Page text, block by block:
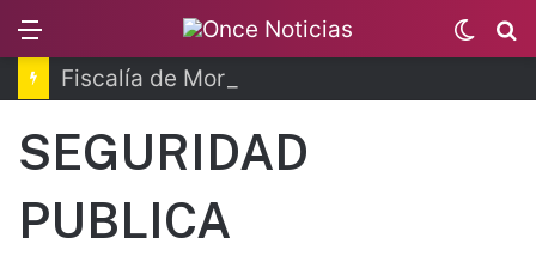
Switch
skin
SEGURIDAD
PUBLICA